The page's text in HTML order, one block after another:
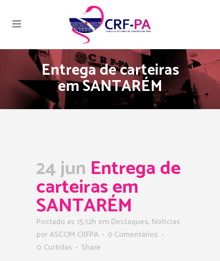
Entrega de carteiras
em SANTARÉM
24 jun Entrega de
carteiras em
SANTARÉM
Postado as 15:12h emDestaques, Notícias
porASCOM CRFPA
0 Comentários
0 Curtidas
Share